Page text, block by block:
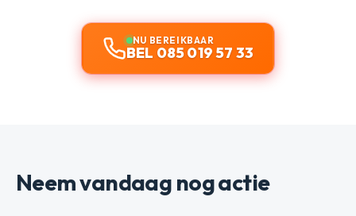
NU BEREIKBAAR
BEL 085 019 57 33
Neem vandaag nog actie